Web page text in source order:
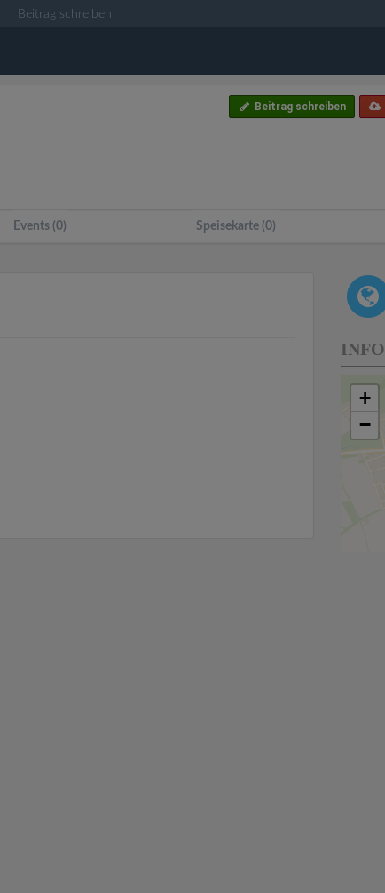
Beitrag schreiben
Beitrag schreiben
Events (0) Speisekarte (0)
INFO
+
−